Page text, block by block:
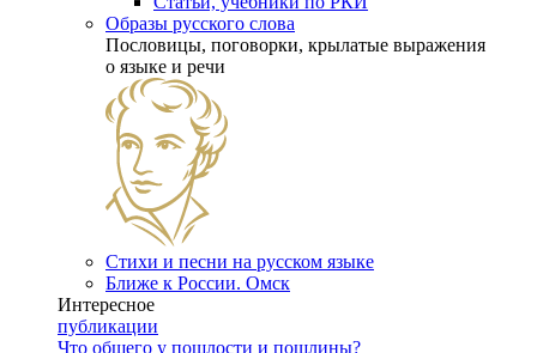
Образы русского слова
Пословицы, поговорки, крылатые выражения
о языке и речи
Стихи и песни на русском языке
Ближе к России. Омск
Интересное
публикации
Что общего у пошлости и пошлины?